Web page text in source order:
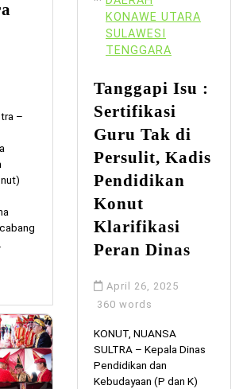
–
KONAWE UTARA
SULAWESI
TENGGARA
Tanggapi Isu :
Sertifikasi
Guru Tak di
Persulit, Kadis
Pendidikan
Konut
Klarifikasi
Peran Dinas
April 26, 2025
360 words
KONUT, NUANSA
SULTRA – Kepala Dinas
Pendidikan dan
Kebudayaan (P dan K)